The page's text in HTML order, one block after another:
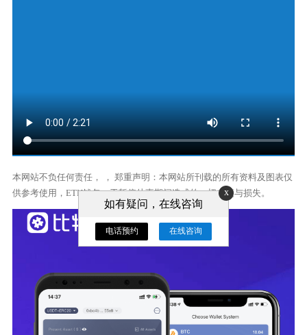
本网站不负任何责任， ， 郑重声明：本网站所刊载的所有资料及图表仅
供参考使用，ETH钱包，于暂停处事期间造成的一切未便与损失。
x
如有疑问，在线咨询
电话预约 在线咨询